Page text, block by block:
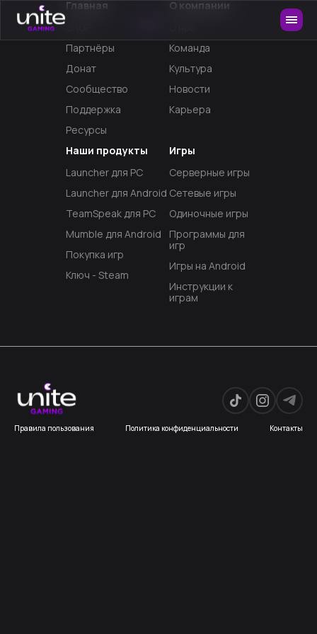
Главная
Партнёры
Донат
Сообщество
Поддержка
Ресурсы
Наши продукты
Launcher для PC
Launcher для Android
TeamSpeak для PC
Mumble для Android
Покупка игр
Ключ - Steam
Игры
Серверные игры
Сетевые игры
Одиночные игры
Программы для
игр
Игры на Android
Инструкции к
играм
О компании
Команда
Культура
Новости
Карьера
Правила пользования Политика конфиденциальности Контакты